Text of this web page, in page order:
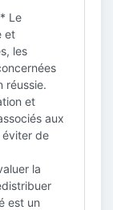
Le
et
les
réussie.
et
aux
éviter de
la
est un